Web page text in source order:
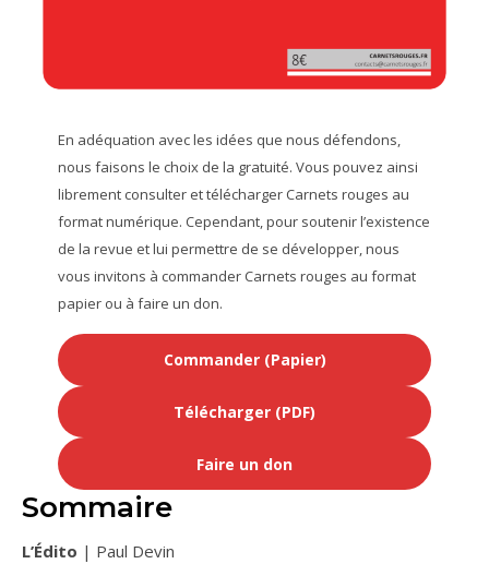
En adéquation avec les idées que nous défendons,
nous faisons le choix de la gratuité. Vous pouvez ainsi
librement consulter et télécharger Carnets rouges au
format numérique. Cependant, pour soutenir l’existence
de la revue et lui permettre de se développer, nous
vous invitons à commander Carnets rouges au format
papier ou à faire un don.
Commander (Papier)
Télécharger (PDF)
Faire un don
Sommaire
L’Édito | Paul Devin